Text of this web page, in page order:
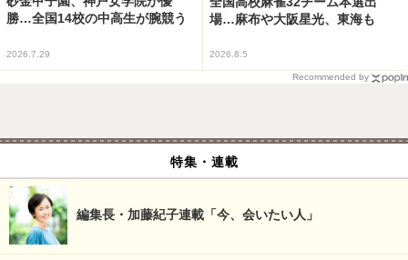
勝…全国14校の中高生が腕競う
2026.7.29
場…麻布や大阪星光、東海も
2026.8.5
Recommended by
特集・連載
編集長・加藤紀子連載「今、会いたい人」